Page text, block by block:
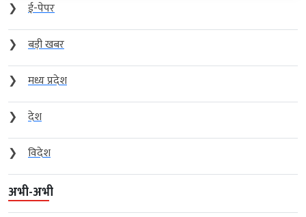
❯
ई-पेपर
❯
बड़ी खबर
❯
मध्य प्रदेश
❯
देश
❯
विदेश
अभी-अभी